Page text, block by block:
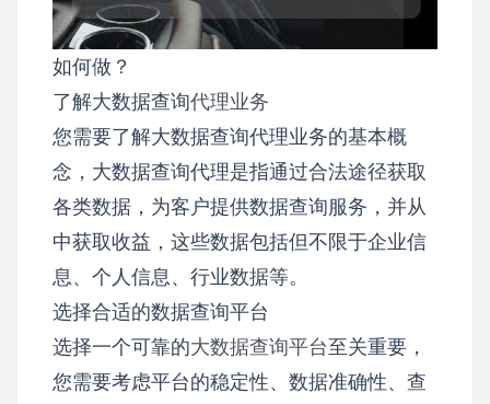
如何做？
了解大数据查询代理业务
您需要了解大数据查询代理业务的基本概
念，大数据查询代理是指通过合法途径获取
各类数据，为客户提供数据查询服务，并从
中获取收益，这些数据包括但不限于企业信
息、个人信息、行业数据等。
选择合适的数据查询平台
选择一个可靠的大数据查询平台至关重要，
您需要考虑平台的稳定性、数据准确性、查